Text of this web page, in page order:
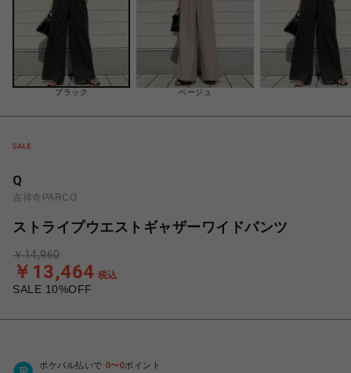
ブラック ベージュ
Q
吉祥寺PARCO
ストライプウエストギャザーワイドパンツ
SALE 10%OFF
￥13,464 税込
￥14,960
ポケパル払いで 0〜0ポイント